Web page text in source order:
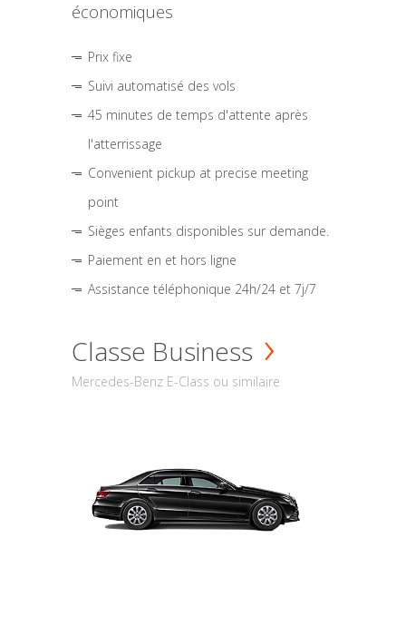
économiques
Prix fixe
Suivi automatisé des vols
45 minutes de temps d'attente après
l'atterrissage
Convenient pickup at precise meeting
point
Sièges enfants disponibles sur demande.
Paiement en et hors ligne
Assistance téléphonique 24h/24 et 7j/7
Classe Business
Mercedes-Benz E-Class ou similaire